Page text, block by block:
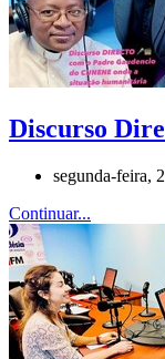
Discurso
segunda-feira,
Continuar...